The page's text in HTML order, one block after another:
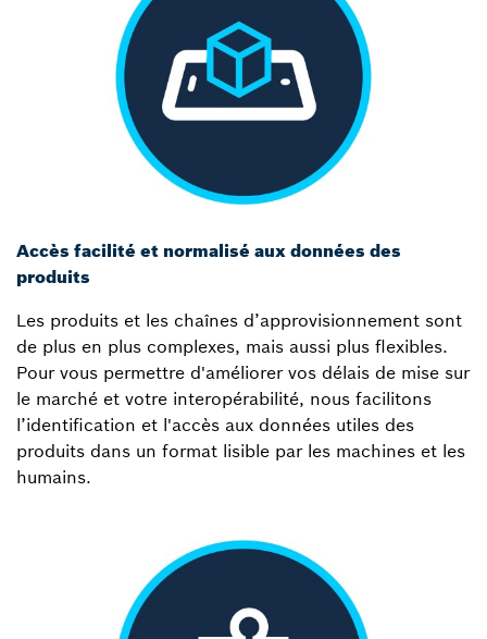
Accès facilité et normalisé aux données des
produits
Les produits et les chaînes d’approvisionnement sont
de plus en plus complexes, mais aussi plus flexibles.
Pour vous permettre d'améliorer vos délais de mise sur
le marché et votre interopérabilité, nous facilitons
l’identification et l'accès aux données utiles des
produits dans un format lisible par les machines et les
humains.